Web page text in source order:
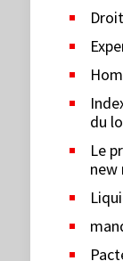
du
Le
new